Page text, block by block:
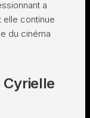
a
continue
du cinéma
Cyrielle